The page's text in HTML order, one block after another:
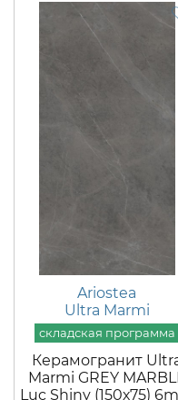
Ariostea
Ultra Marmi
Керамогранит
Marmi GREY
Luc Shiny (150х75)